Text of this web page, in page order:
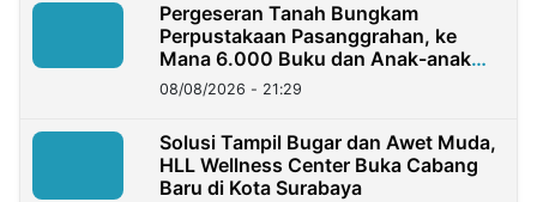
Pergeseran Tanah Bungkam
Perpustakaan Pasanggrahan, ke
Mana 6.000 Buku dan Anak-anak
Kini?
08/08/2026 - 21:29
Solusi Tampil Bugar dan Awet Muda,
HLL Wellness Center Buka Cabang
Baru di Kota Surabaya